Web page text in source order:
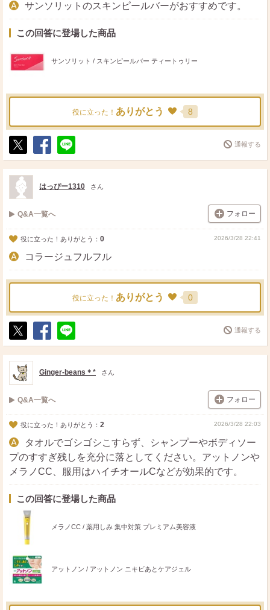
サンソリットのスキンピールバーがおすすめです。
この回答に登場した商品
サンソリット / スキンピールバー ティートゥリー
役に立った！ ありがとう 8
ポ
ス
ト
シ
ェ
送
る
通報する
はっぴー1310 さん
Q&A一覧へ フォロー
役に立った！ありがとう： 0 2026/3/28 22:41
コラージュフルフル
役に立った！ ありがとう 0
ポ
ス
ト
シ
ェ
送
る
通報する
Ginger-beans＊* さん
Q&A一覧へ フォロー
役に立った！ありがとう： 2 2026/3/28 22:03
タオルでゴシゴシこすらず、シャンプーやボディソー
プのすすぎ残しを充分に落としてください。アットノンや
メラノCC、服用はハイチオールCなどが効果的です。
この回答に登場した商品
メラノCC / 薬用しみ 集中対策 プレミアム美容液
アットノン / アットノン ニキビあとケアジェル